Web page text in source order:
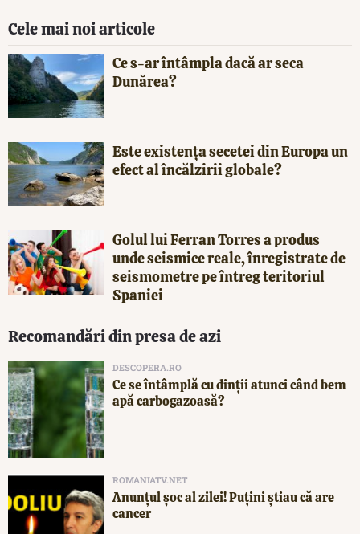
Cele mai noi articole
Ce s-ar întâmpla dacă ar seca
Dunărea?
Este existența secetei din Europa un
efect al încălzirii globale?
Golul lui Ferran Torres a produs
unde seismice reale, înregistrate de
seismometre pe întreg teritoriul
Spaniei
Recomandări din presa de azi
DESCOPERA.RO
Ce se întâmplă cu dinții atunci când bem
apă carbogazoasă?
ROMANIATV.NET
Anunţul şoc al zilei! Puţini ştiau că are
cancer